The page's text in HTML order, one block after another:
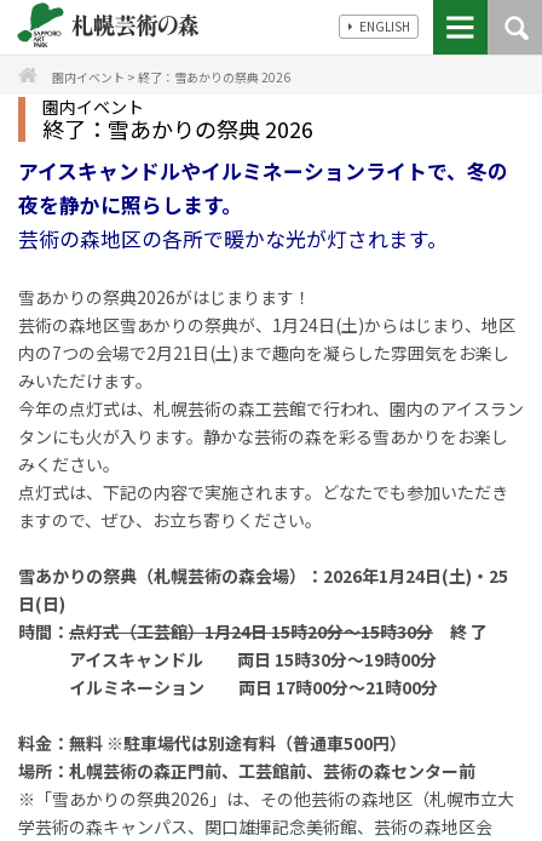
ENGLISH
園内イベント > 終了：雪あかりの祭典 2026
園内イベント
終了：雪あかりの祭典 2026
アイスキャンドルやイルミネーションライトで、冬の
夜を静かに照らします。
芸術の森地区の各所で暖かな光が灯されます。
雪あかりの祭典2026がはじまります！
芸術の森地区雪あかりの祭典が、1月24日(土)からはじまり、地区
内の7つの会場で2月21日(土)まで趣向を凝らした雰囲気をお楽し
みいただけます。
今年の点灯式は、札幌芸術の森工芸館で行われ、園内のアイスラン
タンにも火が入ります。静かな芸術の森を彩る雪あかりをお楽し
みください。
点灯式は、下記の内容で実施されます。どなたでも参加いただき
ますので、ぜひ、お立ち寄りください。
雪あかりの祭典（札幌芸術の森会場）：2026年1月24日(土)・25
日(日)
時間： 点灯式（工芸館）1月24日 15時20分～15時30分 終 了
アイスキャンドル 両日 15時30分～19時00分
イルミネーション 両日 17時00分～21時00分
料金：無料 ※駐車場代は別途有料（普通車500円）
場所：札幌芸術の森正門前、工芸館前、芸術の森センター前
※「雪あかりの祭典2026」は、その他芸術の森地区（札幌市立大
学芸術の森キャンパス、関口雄揮記念美術館、芸術の森地区会